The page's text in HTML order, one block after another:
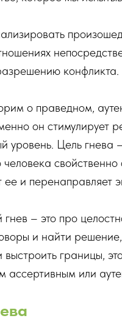
конфликта.
о праведном,
он стимулирует
уровень. Цель
человека
ее и
гнев – это про
и найти
границы,
ассертивным или